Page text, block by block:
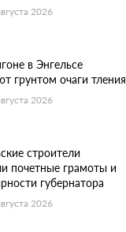
2026
в Энгельсе
грунтом очаги тления
2026
строители
почетные грамоты и
губернатора
2026